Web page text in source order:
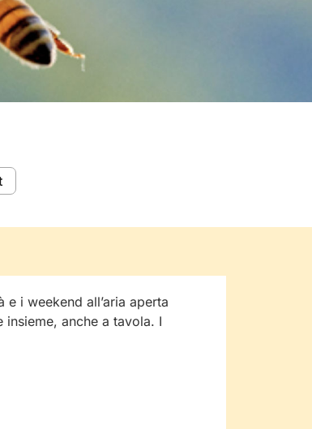
i weekend all’aria aperta
anche a tavola. I